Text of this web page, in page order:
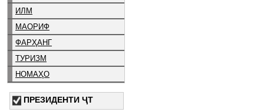
ИЛМ
МАОРИФ
ФАРҲАНГ
ТУРИЗМ
НОМАҲО
ПРЕЗИДЕНТИ ҶТ